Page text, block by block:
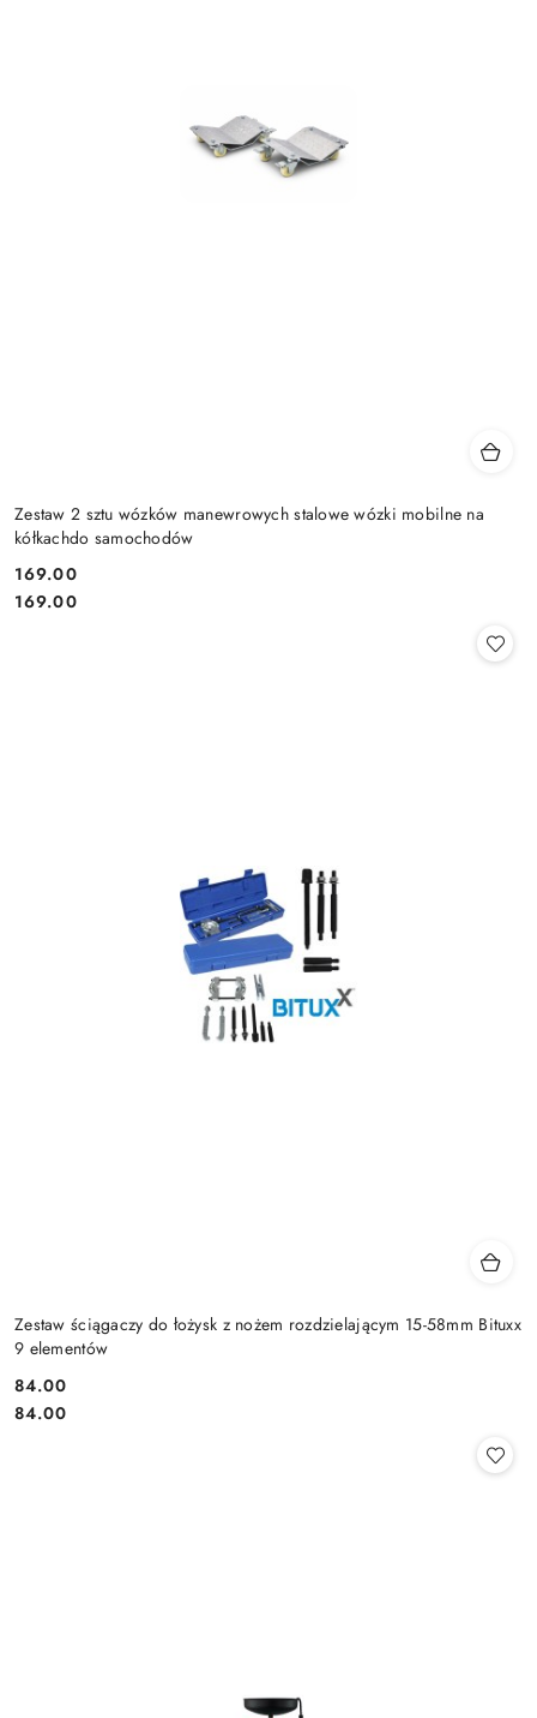
Zestaw 2 sztu wózków manewrowych stalowe wózki mobilne na
kółkachdo samochodów
Cena:
169.00
Cena:
169.00
Zestaw ściągaczy do łożysk z nożem rozdzielającym 15-58mm Bituxx
9 elementów
Cena:
84.00
Cena:
84.00